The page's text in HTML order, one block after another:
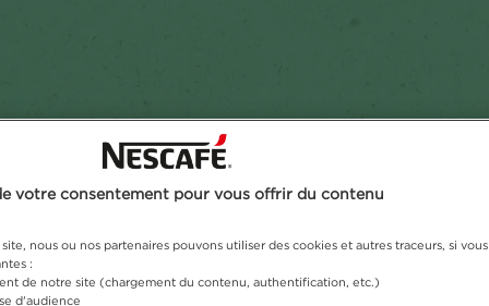
votre consentement pour vous offrir du contenu
nous ou nos partenaires pouvons utiliser des cookies et autres traceurs, si vous
:
de notre site (chargement du contenu, authentification, etc.)
d'audience